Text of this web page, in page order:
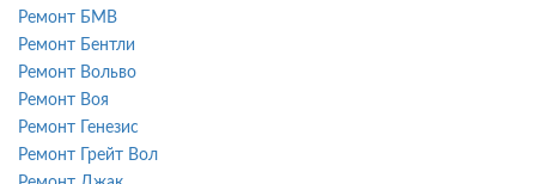
Ремонт БМВ
Ремонт Бентли
Ремонт Вольво
Ремонт Воя
Ремонт Генезис
Ремонт Грейт Вол